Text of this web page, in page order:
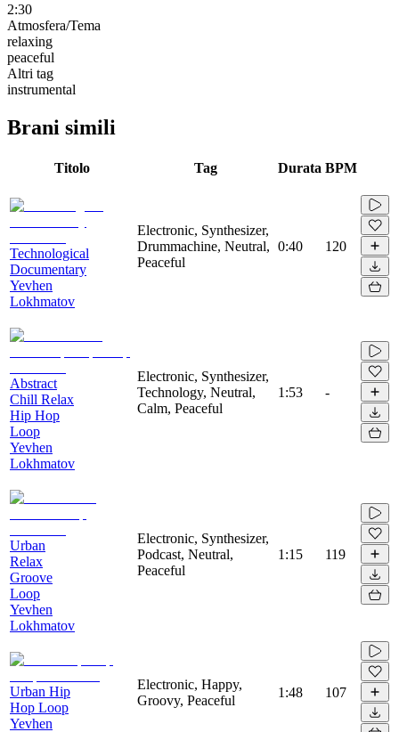
2:30
Atmosfera/Tema
relaxing
peaceful
Altri tag
instrumental
Brani simili
Titolo Tag Durata BPM
Technological
Documentary
Yevhen
Lokhmatov
Electronic, Synthesizer,
Drummachine, Neutral,
Peaceful
0:40 120
Abstract
Chill Relax
Hip Hop
Loop
Yevhen
Lokhmatov
Electronic, Synthesizer,
Technology, Neutral,
Calm, Peaceful
1:53 -
Urban
Relax
Groove
Loop
Yevhen
Lokhmatov
Electronic, Synthesizer,
Podcast, Neutral,
Peaceful
1:15 119
Urban Hip
Hop Loop
Yevhen
Electronic, Happy,
Groovy, Peaceful
1:48 107